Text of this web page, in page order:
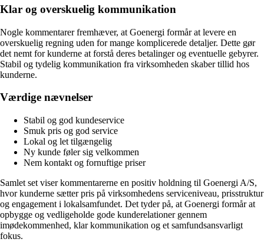
Klar og overskuelig kommunikation
Nogle kommentarer fremhæver, at Goenergi formår at levere en
overskuelig regning uden for mange komplicerede detaljer. Dette gør
det nemt for kunderne at forstå deres betalinger og eventuelle gebyrer.
Stabil og tydelig kommunikation fra virksomheden skaber tillid hos
kunderne.
Værdige nævnelser
Stabil og god kundeservice
Smuk pris og god service
Lokal og let tilgængelig
Ny kunde føler sig velkommen
Nem kontakt og fornuftige priser
Samlet set viser kommentarerne en positiv holdning til Goenergi A/S,
hvor kunderne sætter pris på virksomhedens serviceniveau, prisstruktur
og engagement i lokalsamfundet. Det tyder på, at Goenergi formår at
opbygge og vedligeholde gode kunderelationer gennem
imødekommenhed, klar kommunikation og et samfundsansvarligt
fokus.